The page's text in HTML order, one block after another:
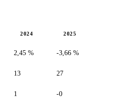
2024 2025
2,45 % -3,66 %
13 27
1 -0